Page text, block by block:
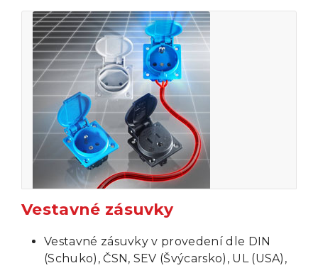
Vestavné zásuvky
Vestavné zásuvky v provedení dle DIN
(Schuko), ČSN, SEV (Švýcarsko), UL (USA),